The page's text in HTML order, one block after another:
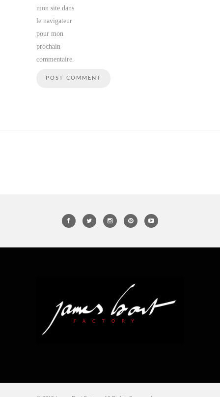
mon site dans
le navigateur
pour mon
prochain
commentaire.